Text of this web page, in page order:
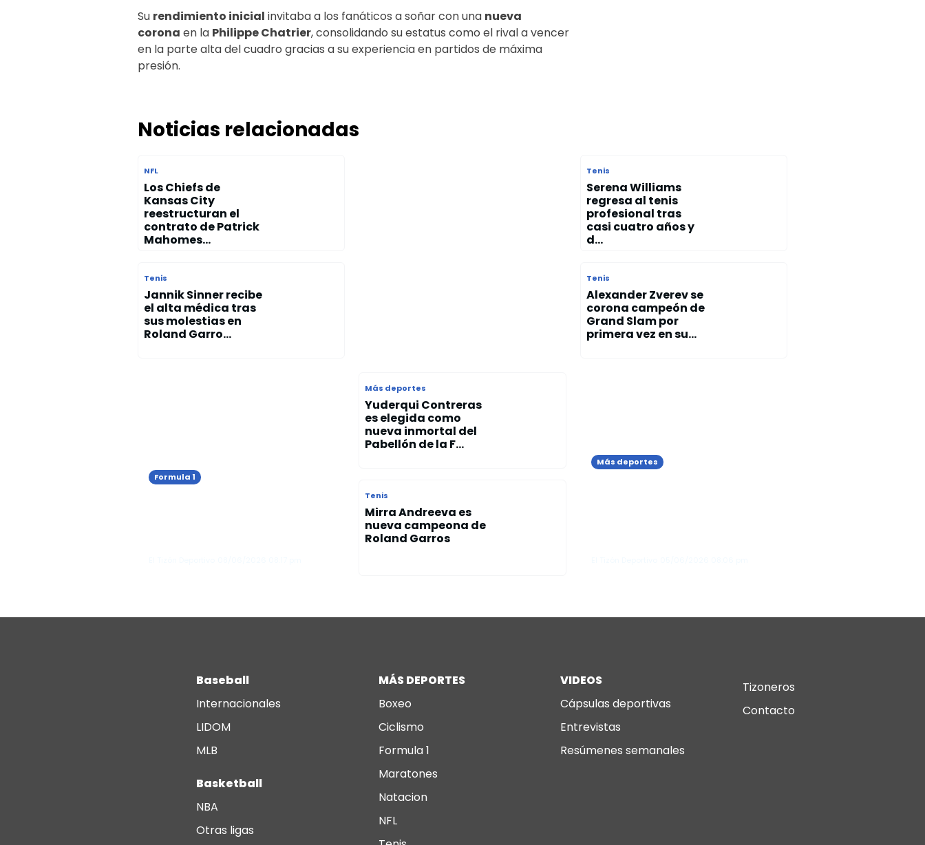
Su rendimiento inicial invitaba a los fanáticos a soñar con una nueva
corona en la Philippe Chatrier, consolidando su estatus como el rival a vencer
en la parte alta del cuadro gracias a su experiencia en partidos de máxima
presión.
Noticias relacionadas
NFL
Los Chiefs de
Kansas City
reestructuran el
contrato de Patrick
Mahomes...
Tenis
Jannik Sinner recibe
el alta médica tras
sus molestias en
Roland Garro...
Tenis
Serena Williams
regresa al tenis
profesional tras
casi cuatro años y
d...
Tenis
Alexander Zverev se
corona campeón de
Grand Slam por
primera vez en su...
Formula 1
Más deportes
Yuderqui Contreras
es elegida como
nueva inmortal del
Pabellón de la F...
Tenis
Mirra Andreeva es
nueva campeona de
Roland Garros
Más deportes
Baseball
Internacionales
LIDOM
MLB
Basketball
NBA
Otras ligas
MÁS DEPORTES
Boxeo
Ciclismo
Formula 1
Maratones
Natacion
NFL
VIDEOS
Cápsulas deportivas
Entrevistas
Resúmenes semanales
Tizoneros
Contacto